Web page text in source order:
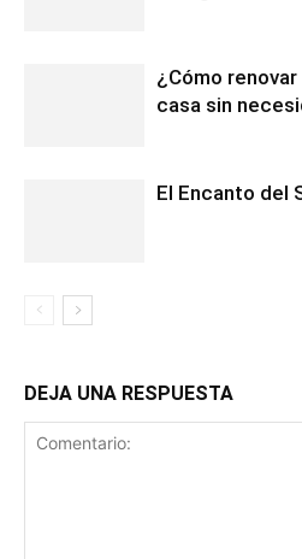
¿Cómo
casa sin
El Encanto del
DEJA UNA RESPUESTA